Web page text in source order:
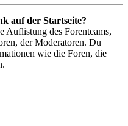
auf der Startseite?
Auflistung des Forenteams,
der Moderatoren. Du
wie die Foren, die